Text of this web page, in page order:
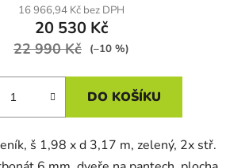
16 966,94 Kč bez DPH
20 530 Kč
22 990 Kč (–10 %)
DO KOŠÍKU
š 1,98 x d 3,17 m, zelený, 2x stř.